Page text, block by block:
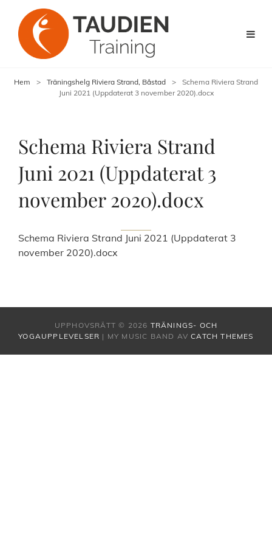
Hem > Träningshelg Riviera Strand, Båstad >
Schema Riviera Strand
Juni 2021 (Uppdaterat 3 november 2020).docx
Schema Riviera Strand
Juni 2021 (Uppdaterat 3
november 2020).docx
Schema Riviera Strand Juni 2021 (Uppdaterat 3
november 2020).docx
UPPHOVSRÄTT © 2026 TRÄNINGS- OCH
YOGAUPPLEVELSER | MY MUSIC BAND AVCATCH THEMES